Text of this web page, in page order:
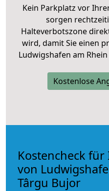
Kein Parkplatz vor
sorgen
Halteverbotszone
wird, damit Sie einen
Ludwigshafen am
Kostenlose
Kostencheck
von
Târgu Bujor